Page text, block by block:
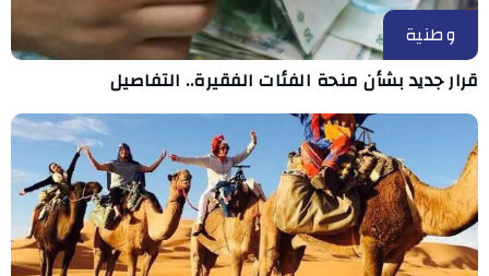
وطنية
قرار جديد بشأن منحة الفئات الفقيرة.. التفاصيل